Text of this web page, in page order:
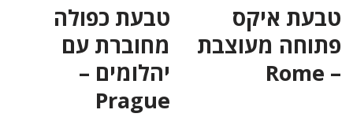
טבעת איקס
פתוחה מעוצבת
– Rome
טבעת כפולה
מחוברת עם
יהלומים –
Prague